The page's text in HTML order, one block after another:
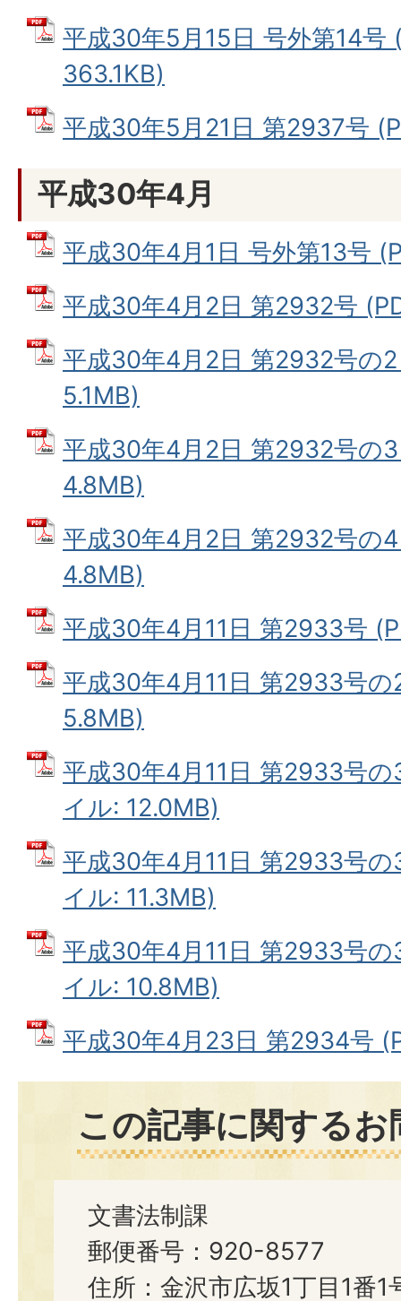
平成30年5月15日 号外第14号
363.1KB)
平成30年5月21日 第2937号
平成30年4月
平成30年4月1日 号外第13号
平成30年4月2日 第2932号
平成30年4月2日 第2932号の
5.1MB)
平成30年4月2日 第2932号の
4.8MB)
平成30年4月2日 第2932号の
4.8MB)
平成30年4月11日 第2933号
平成30年4月11日 第2933号
5.8MB)
平成30年4月11日 第2933号
イル: 12.0MB)
平成30年4月11日 第2933号
イル: 11.3MB)
平成30年4月11日 第2933号
イル: 10.8MB)
平成30年4月23日 第2934号
この記事に関する
文書法制課
郵便番号：920-8577
住所：金沢市広坂1丁目1番1